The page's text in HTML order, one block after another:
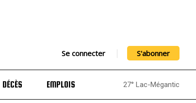
Se connecter S'abonner
DÉCÈS EMPLOIS 27° Lac-Mégantic